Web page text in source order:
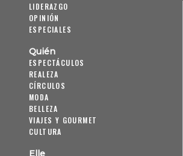
LIDERAZGO
OPINIÓN
ESPECIALES
Quién
ESPECTÁCULOS
REALEZA
CÍRCULOS
MODA
BELLEZA
VIAJES Y GOURMET
CULTURA
Elle